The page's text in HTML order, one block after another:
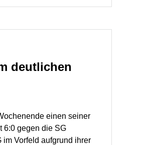
deutlichen
einen seiner
6:0 gegen die SG
Vorfeld aufgrund ihrer